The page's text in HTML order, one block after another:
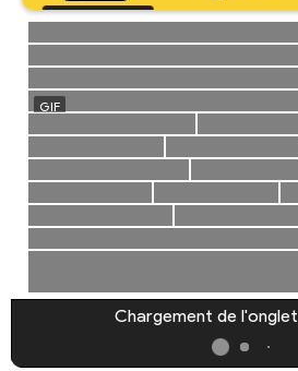
Chargement de l'onglet